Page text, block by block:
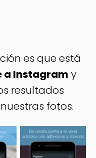
es que está
a Instagram y
resultados
fotos.